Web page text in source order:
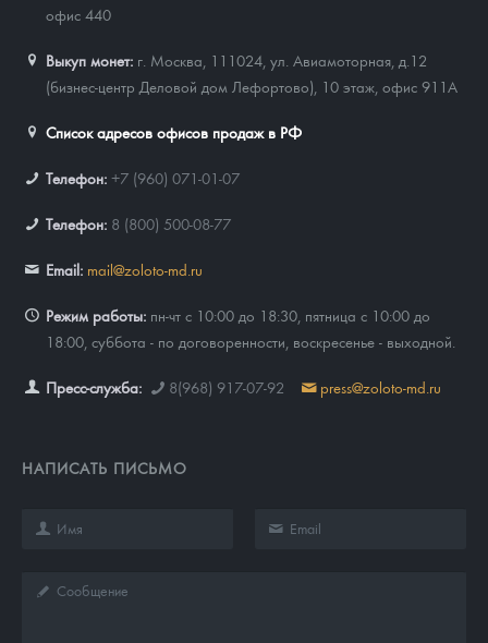
офис 440
Выкуп монет: г. Москва, 111024, ул. Авиамоторная, д.12
(бизнес-центр Деловой дом Лефортово), 10 этаж, офис 911А
Список адресов офисов продаж в РФ
Телефон: +7 (960) 071-01-07
Телефон: 8 (800) 500-08-77
Email: mail@zoloto-md.ru
Режим работы: пн-чт с 10:00 до 18:30, пятница с 10:00 до
18:00, суббота - по договоренности, воскресенье - выходной.
Пресс-служба: 8(968) 917-07-92 press@zoloto-md.ru
НАПИСАТЬ ПИСЬМО